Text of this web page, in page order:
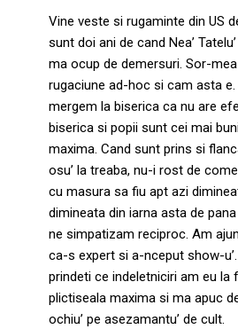
Vine veste si rugaminte din US
sunt doi ani de cand Nea’
ma ocup de demersuri. Sor-
rugaciune ad-hoc si cam asta
mergem la biserica ca nu are
biserica si popii sunt cei mai
maxima. Cand sunt prins si
osu’ la treaba, nu-i rost de
cu masura sa fiu apt azi
dimineata din iarna asta de
ne simpatizam reciproc. Am
ca-s expert si a-nceput show-
prindeti ce indeletniciri am eu la
plictiseala maxima si ma apuc
ochiu’ pe asezamantu’ de cult.